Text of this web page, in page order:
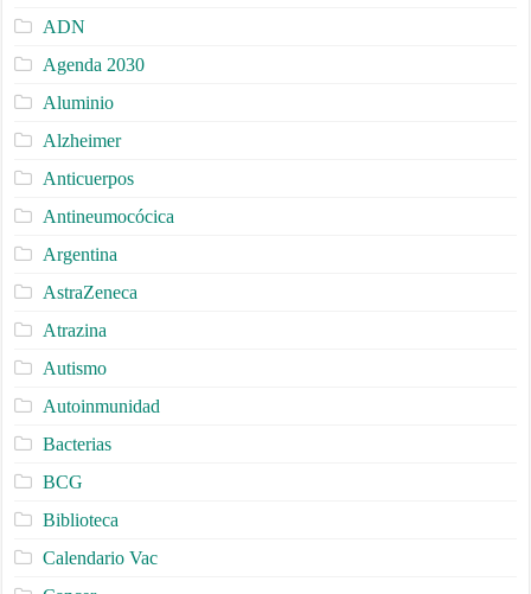
ADN
Agenda 2030
Aluminio
Alzheimer
Anticuerpos
Antineumocócica
Argentina
AstraZeneca
Atrazina
Autismo
Autoinmunidad
Bacterias
BCG
Biblioteca
Calendario Vac